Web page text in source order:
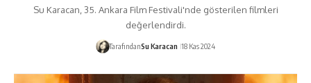
Su Karacan, 35. Ankara Film Festivali'nde gösterilen filmleri
değerlendirdi.
TarafındanSu Karacan 18 Kas 2024